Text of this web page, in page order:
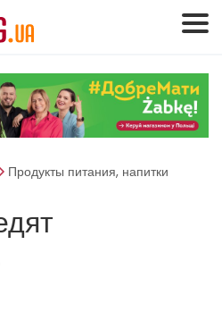
Продукты питания, напитки